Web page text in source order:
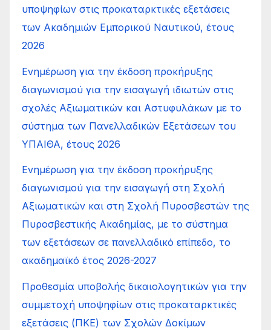
υποψηφίων στις προκαταρκτικές εξετάσεις
των Ακαδημιών Εμπορικού Ναυτικού, έτους
2026
Ενημέρωση για την έκδοση προκήρυξης
διαγωνισμού για την εισαγωγή ιδιωτών στις
σχολές Αξιωματικών και Αστυφυλάκων με το
σύστημα των Πανελλαδικών Εξετάσεων του
ΥΠΑΙΘΑ, έτους 2026
Ενημέρωση για την έκδοση προκήρυξης
διαγωνισμού για την εισαγωγή στη Σχολή
Αξιωματικών και στη Σχολή Πυροσβεστών της
Πυροσβεστικής Ακαδημίας, με το σύστημα
των εξετάσεων σε πανελλαδικό επίπεδο, το
ακαδημαϊκό έτος 2026-2027
Προθεσμία υποβολής δικαιολογητικών για την
συμμετοχή υποψηφίων στις προκαταρκτικές
εξετάσεις (ΠΚΕ) των Σχολών Δοκίμων